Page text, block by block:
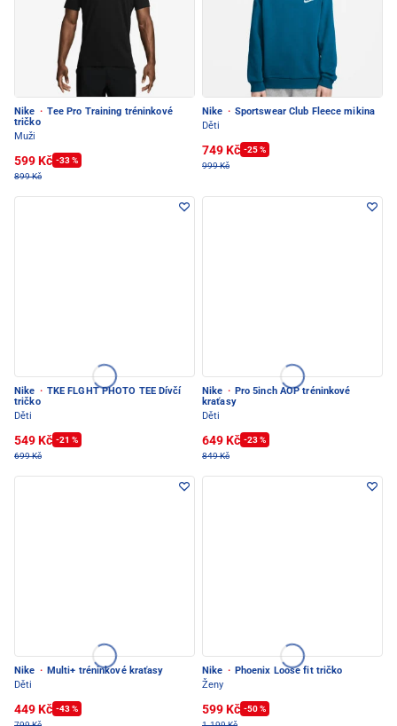
Nike · Tee Pro Training tréninkové
tričko
Muži
599 Kč -33 %
899 Kč
Nike · Sportswear Club Fleece mikina
Děti
749 Kč -25 %
999 Kč
Nike · TKE FLGHT PHOTO TEE Dívčí
tričko
Děti
549 Kč -21 %
699 Kč
Nike · Pro 5inch AOP tréninkové
kraťasy
Děti
649 Kč -23 %
849 Kč
Nike · Multi+ tréninkové kraťasy
Děti
449 Kč -43 %
Nike · Phoenix Loose fit tričko
Ženy
599 Kč -50 %